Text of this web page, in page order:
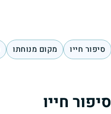
סיפור חייו מקום מנוחתו
סיפור חייו